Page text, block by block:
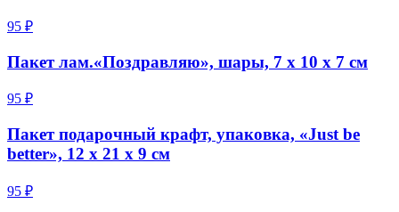
95 ₽
Пакет лам.«Поздравляю», шары, 7 х 10 х 7 см
95 ₽
Пакет подарочный крафт, упаковка, «Just be
better», 12 х 21 х 9 см
95 ₽